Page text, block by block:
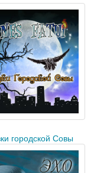
городской Совы